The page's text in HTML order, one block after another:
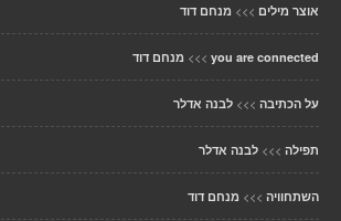
אוצר מילים >>> מנחם דוד
you are connected
>>> מנחם דוד
על הכתיבה >>> לבנה אדלר
תפילה >>> לבנה אדלר
השתחוויה >>> מנחם דוד